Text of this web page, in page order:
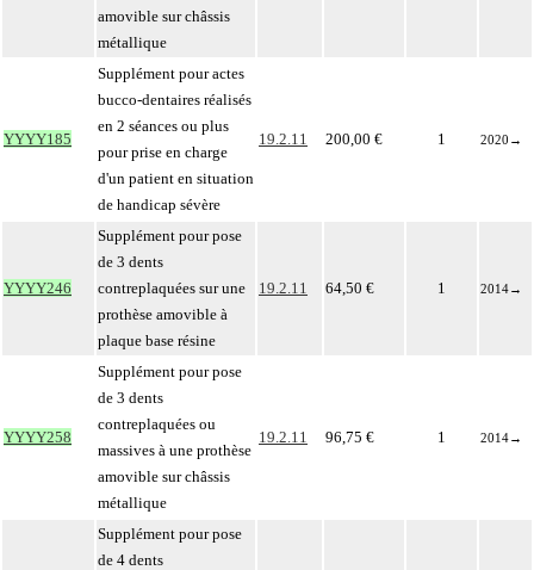
amovible sur châssis
métallique
YYYY185
Supplément pour actes
bucco-dentaires réalisés
en 2 séances ou plus
pour prise en charge
d'un patient en situation
de handicap sévère
19.2.11 200,00 € 1 2020 →
YYYY246
Supplément pour pose
de 3 dents
contreplaquées sur une
prothèse amovible à
plaque base résine
19.2.11 64,50 € 1 2014→
YYYY258
Supplément pour pose
de 3 dents
contreplaquées ou
massives à une prothèse
amovible sur châssis
métallique
19.2.11 96,75 € 1 2014→
Supplément pour pose
de 4 dents